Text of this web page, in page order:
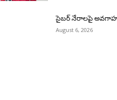
సైబర్ నేరాలపై
August 6, 2026